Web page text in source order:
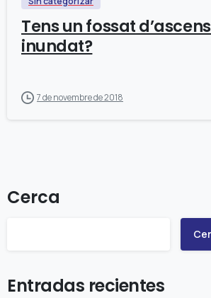
Tens un fossat
inundat?
7 de novembre de 2018
Cerca
Entradas recientes